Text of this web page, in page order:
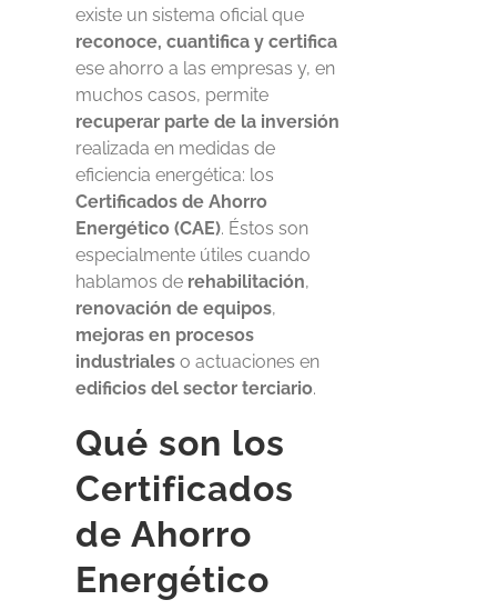
existe un sistema oficial que
reconoce, cuantifica y certifica
ese ahorro a las empresas y, en
muchos casos, permite
recuperar parte de la inversión
realizada en medidas de
eficiencia energética: los
Certificados de Ahorro
Energético (CAE). Éstos son
especialmente útiles cuando
hablamos de rehabilitación,
renovación de equipos,
mejoras en procesos
industrialeso actuaciones en
edificios del sector terciario.
Qué son los
Certificados
de Ahorro
Energético